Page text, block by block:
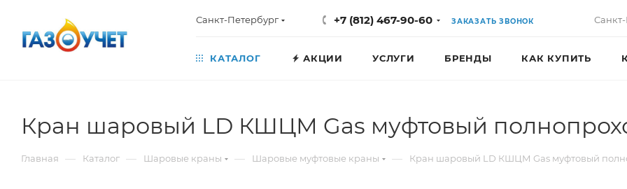
Санкт-Петербург +7 (812) 467-90-60 ЗАКАЗАТЬ ЗВОНОК
КАТАЛОГ АКЦИИ УСЛУГИ БРЕНДЫ КАК КУПИТЬ
Кран шаровый LD КШЦМ Gas муфтовый
Главная — Каталог — Шаровые краны — Шаровые муфтовые краны — Кран шаровый LD КШЦМ Gas муфтовый